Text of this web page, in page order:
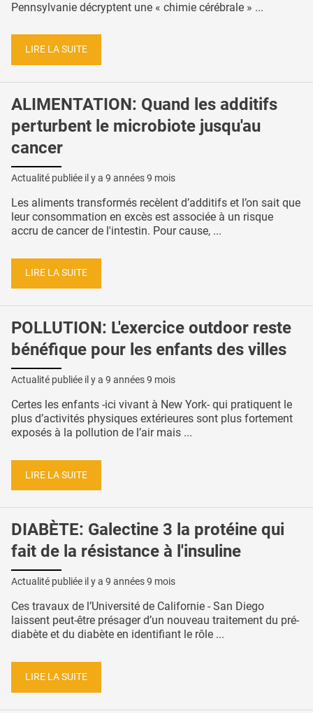
Pennsylvanie décryptent une « chimie cérébrale » ...
LIRE LA SUITE
ALIMENTATION: Quand les additifs
perturbent le microbiote jusqu'au
cancer
Actualité publiée il y a 9 années 9 mois
Les aliments transformés recèlent d’additifs et l’on sait que
leur consommation en excès est associée à un risque
accru de cancer de l'intestin. Pour cause, ...
LIRE LA SUITE
POLLUTION: L'exercice outdoor reste
bénéfique pour les enfants des villes
Actualité publiée il y a 9 années 9 mois
Certes les enfants -ici vivant à New York- qui pratiquent le
plus d’activités physiques extérieures sont plus fortement
exposés à la pollution de l’air mais ...
LIRE LA SUITE
DIABÈTE: Galectine 3 la protéine qui
fait de la résistance à l'insuline
Actualité publiée il y a 9 années 9 mois
Ces travaux de l’Université de Californie - San Diego
laissent peut-être présager d’un nouveau traitement du pré-
diabète et du diabète en identifiant le rôle ...
LIRE LA SUITE